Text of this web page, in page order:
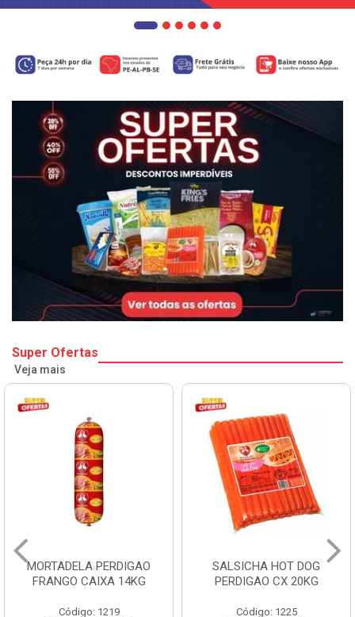
Super Ofertas
Veja mais
SALSICHA HOT DOG
PERDIGAO CX 20KG
Código: 1225
PERNIL SUINO C/OSSO
COPAVEL KG
Código: 12301